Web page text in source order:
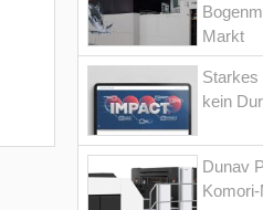
Markt
Starkes
kein
Dunav